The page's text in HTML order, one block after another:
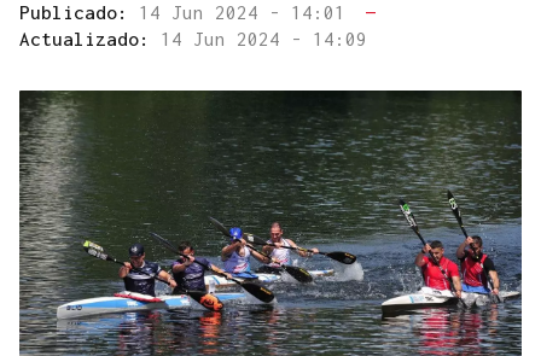
Publicado: 14 Jun 2024 - 14:01
—
Actualizado: 14 Jun 2024 - 14:09